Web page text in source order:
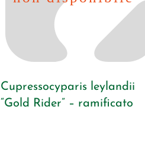
Cupressocyparis leylandii
“Gold Rider” – ramificato